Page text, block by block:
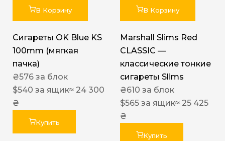
В Корзину
Сигареты OK Blue KS
100mm (мягкая
пачка)
₴576 за блок
$540 за ящик≈ 24 300
₴
Купить
В Корзину
Marshall Slims Red
CLASSIC —
классические тонкие
сигареты Slims
₴610 за блок
$565 за ящик≈ 25 425
₴
Купить